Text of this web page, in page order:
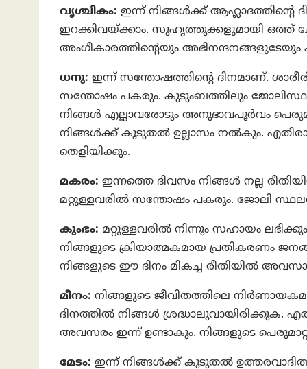
വൃശ്ചികം: ഇന്ന് നിങ്ങള്‍ക്ക് ആഹ്ലാദത്തിന്‍റെ
ഇറക്കിവയ്‌ക്കാം. സുഹൃത്തുക്കളുമായി ഒത്ത്
അംഗീകാരത്തിന്‍റെയും അഭിനന്ദനങ്ങളുടേയും
ധനു: ഇന്ന് സന്തോഷത്തിന്‍റെ ദിനമാണ്.
സന്തോഷം പകരും. കുടുംബത്തിലും
നിങ്ങള്‍ എല്ലാവരോടും അനുഭാവപൂര്‍വം
നിങ്ങള്‍ക്ക് കൂടുതല്‍ ഉല്ലാസം നല്‍കും.
തെളിയിക്കും.
മകരം: ഇന്നത്തെ ദിവസം നിങ്ങള്‍ നല്ല
മറ്റുള്ളവരില്‍ സന്തോഷം പകരും. ജോലി
കുംഭം: മറ്റുള്ളവരില്‍ നിന്നും സഹായം
നിങ്ങളുടെ ക്രിയാത്മകമായ പ്രതികരണം
നിങ്ങളുടെ ഈ ദിനം മികച്ച രീതിയില്‍
മീനം: നിങ്ങളുടെ ജീവിതത്തിലെ
ദിനത്തില്‍ നിങ്ങള്‍ ശ്രദ്ധാലുവായിരിക്കുക.
അവസരം ഇന്ന് ഉണ്ടാകും. നിങ്ങളുടെ
മേടം: ഇന്ന് നിങ്ങള്‍ക്ക് കൂടുതല്‍